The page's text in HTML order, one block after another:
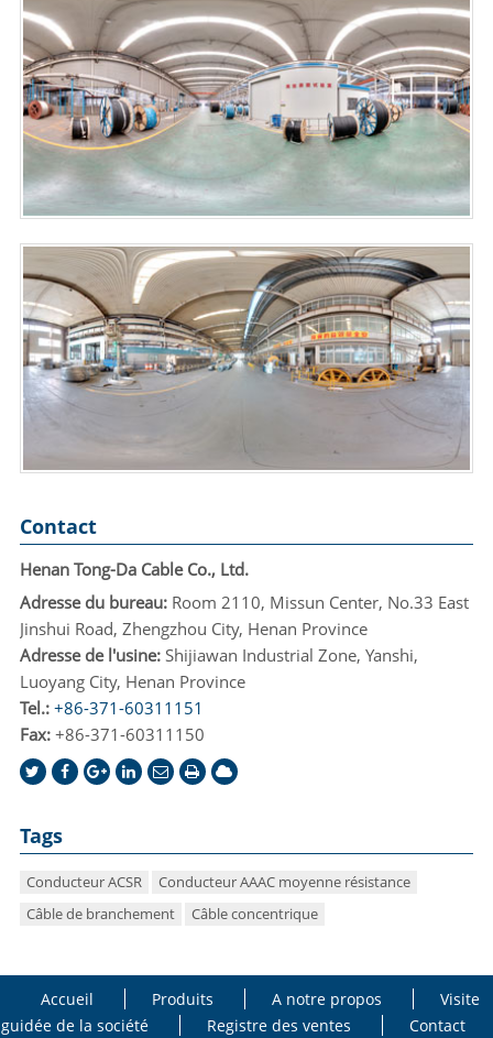
Contact
Henan Tong-Da Cable Co., Ltd.
Adresse du bureau:Room 2110, Missun Center, No.33 East
Jinshui Road, Zhengzhou City, Henan Province
Adresse de l'usine:Shijiawan Industrial Zone, Yanshi,
Luoyang City, Henan Province
Tel.: +86-371-60311151
Fax:+86-371-60311150
Tags
Conducteur ACSR
Conducteur AAAC moyenne résistance
Câble de branchement
Câble concentrique
Accueil Produits A notre propos
Visite
guidée de la société
Registre des ventes Contact